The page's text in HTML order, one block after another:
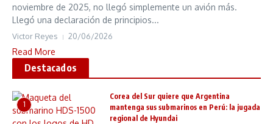
noviembre de 2025, no llegó simplemente un avión más.
Llegó una declaración de principios...
Victor Reyes 20/06/2026
Read More
Destacados
1
Corea del Sur quiere que Argentina
mantenga sus submarinos en Perú: la jugada
regional de Hyundai